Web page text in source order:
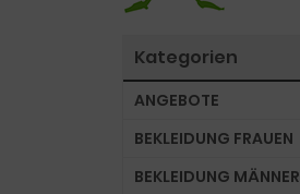
Kategorien
ANGEBOTE
BEKLEIDUNG FRAUEN
BEKLEIDUNG MÄNNER